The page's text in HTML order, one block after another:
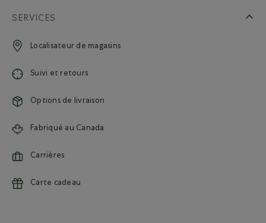
SERVICES
Localisateur de magasins
Suivi et retours
Options de livraison
Fabriqué au Canada
Carrières
Carte cadeau